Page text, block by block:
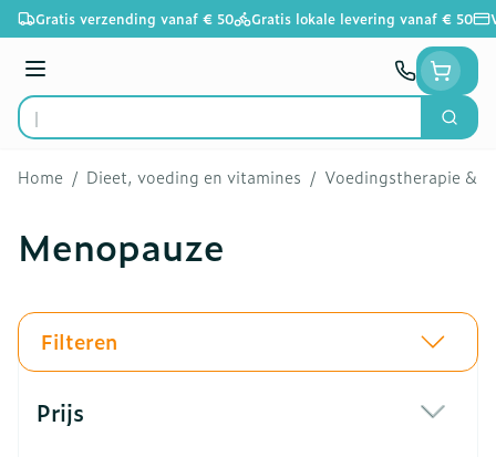
Ga naar de inhoud
Gratis verzending vanaf € 50 Gratis lokale levering vanaf € 50
Menu
Product, merk, categorie...
Zoek
Home / Dieet, voeding en vitamines / Voedingstherapie &
Menopauze
Filteren
Prijs